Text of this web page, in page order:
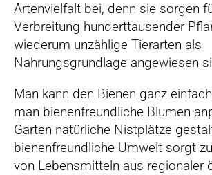
Artenvielfalt bei, denn sie sorgen
Verbreitung hunderttausender
wiederum unzählige Tierarten als
Nahrungsgrundlage angewiesen
Man kann den Bienen ganz
man bienenfreundliche Blumen
Garten natürliche Nistplätze
bienenfreundliche Umwelt sorgt
von Lebensmitteln aus regionaler